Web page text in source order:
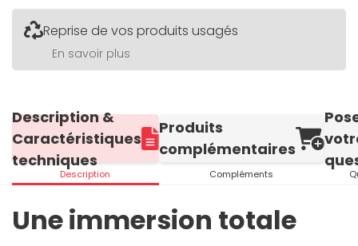
Reprise de vos produits usagés
En savoir plus
Description &
Caractéristiques
techniques
Description
Produits
complémentaires
Compléments
Une immersion totale